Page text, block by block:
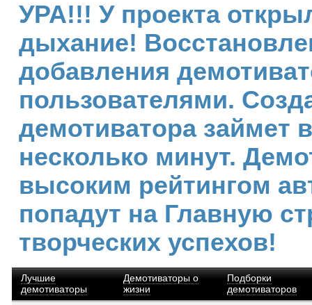
УРА!!! У проекта
дыхание!
добавления
пользователями.
демотиватора займет
несколько минут.
высоким рейтингом
попадут на Главную
творческих успехов!
Лучшие
демотиваторы
Демотиваторы о
жизни
Подборки
демотиваторов